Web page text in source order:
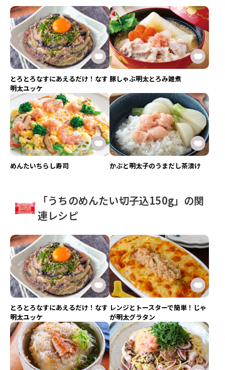
とろとろなすにあえるだけ！なす
明太ユッケ
豚しゃぶ明太とろみ雑煮
めんたいちらし寿司 かぶと明太子のうまだし茶漬け
「うちのめんたい切子込150g」の関
連レシピ
とろとろなすにあえるだけ！なす
明太ユッケ
レンジとトースターで簡単！じゃ
が明太グラタン